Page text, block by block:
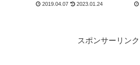
2019.04.07 2023.01.24
スポンサーリンク